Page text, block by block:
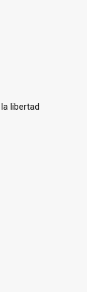
libertad